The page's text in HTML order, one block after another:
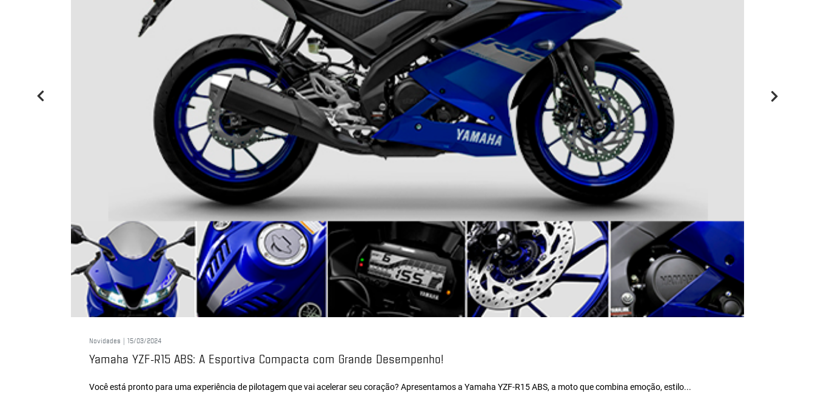
Novidades | 15/03/2024
Yamaha YZF-R15 ABS: A Esportiva Compacta com Grande Desempenho!
Você está pronto para uma experiência de pilotagem que vai acelerar seu coração? Apresentamos a Yamaha YZF-R15 ABS, a moto que combina emoção, estilo...